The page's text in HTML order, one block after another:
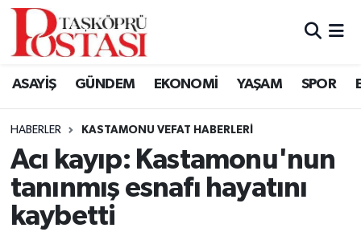
ASAYİŞ GÜNDEM EKONOMİ YAŞAM SPOR
HABERLER KASTAMONU VEFAT HABERLERI
Acı kayıp: Kastamonu'nun
tanınmış esnafı hayatını
kaybetti
Kastamonu Vefat Edenler
Araç Haberleri
Azdavay Haberleri